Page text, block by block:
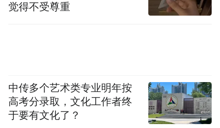
觉得不受尊重
中传多个艺术类专业明年按
高考分录取，文化工作者终
于要有文化了？